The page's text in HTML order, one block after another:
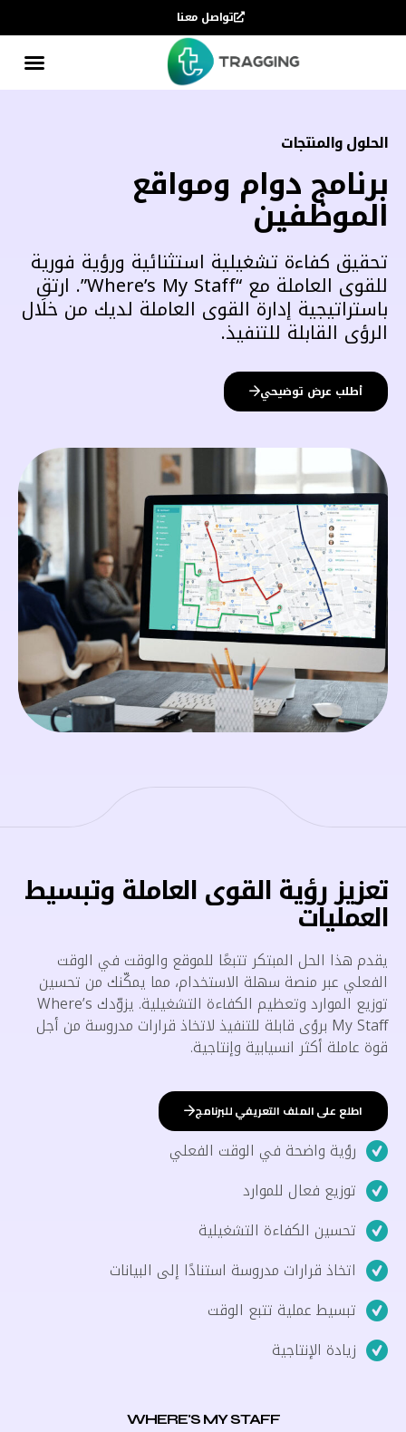
تواصل معنا
الحلول والمنتجات
برنامج دوام ومواقع
الموظفين
تحقيق كفاءة تشغيلية استثنائية ورؤية فورية
للقوى العاملة مع “Where’s My Staff”. ارتقِ
باستراتيجية إدارة القوى العاملة لديك من خلال
الرؤى القابلة للتنفيذ.
أطلب عرض توضيحي
تعزيز رؤية القوى العاملة وتبسيط
العمليات
يقدم هذا الحل المبتكر تتبعًا للموقع والوقت في الوقت
الفعلي عبر منصة سهلة الاستخدام، مما يمكّنك من تحسين
توزيع الموارد وتعظيم الكفاءة التشغيلية. يزوّدك Where’s
My Staff برؤى قابلة للتنفيذ لاتخاذ قرارات مدروسة من أجل
قوة عاملة أكثر انسيابية وإنتاجية.
اطلع على الملف التعريفي للبرنامج
رؤية واضحة في الوقت الفعلي
توزيع فعال للموارد
تحسين الكفاءة التشغيلية
اتخاذ قرارات مدروسة استنادًا إلى البيانات
تبسيط عملية تتبع الوقت
زيادة الإنتاجية
WHERE'S MY STAFF